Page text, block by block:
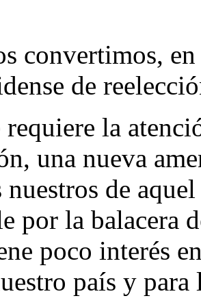
convertimos,
de
requiere la
una nueva
de
por la balacera
poco interés
país y